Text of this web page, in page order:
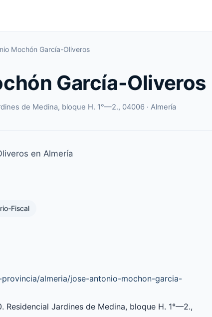
Mochón García-Oliveros
García-Oliveros
de Medina, bloque H. 1°—2., 04006 · Almería
en Almería
Fiscal
almeria/jose-antonio-mochon-garcia-
Residencial Jardines de Medina, bloque H. 1°—2.,